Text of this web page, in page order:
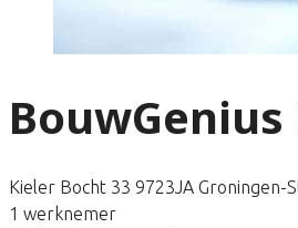
BouwGenius
Kieler Bocht 33 9723JA Groningen-
1 werknemer